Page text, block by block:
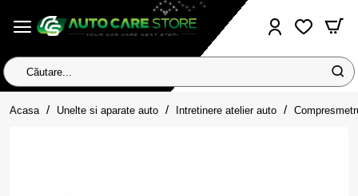
Căutare...
Acasa homeUnelte si aparate auto Intretinere atelier auto